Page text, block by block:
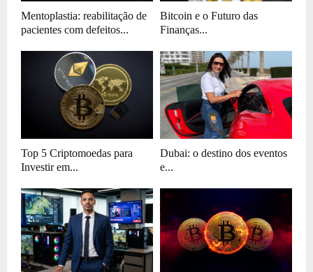
Mentoplastia: reabilitação de
pacientes com defeitos...
Bitcoin e o Futuro das
Finanças...
Top 5 Criptomoedas para
Investir em...
Dubai: o destino dos eventos
e...